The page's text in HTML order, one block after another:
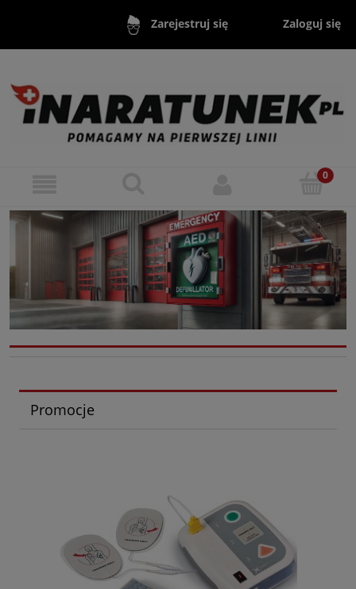
Zarejestruj się Zaloguj się
Promocje